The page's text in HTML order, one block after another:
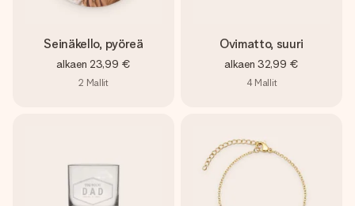
Seinäkello, pyöreä
alkaen 23,99 €
2 Mallit
Ovimatto, suuri
alkaen 32,99 €
4 Mallit